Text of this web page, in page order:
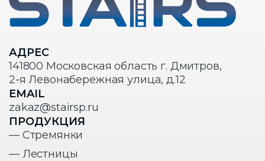
АДРЕС
141800 Московская область г. Дмитров,
2-я Левонабережная улица, д.12
EMAIL
zakaz@stairsp.ru
ПРОДУКЦИЯ
— Стремянки
— Лестницы